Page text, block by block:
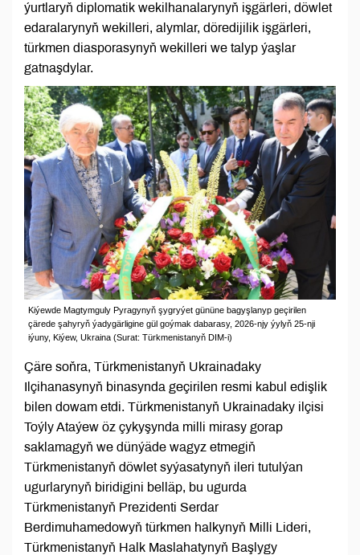
ýurtlaryň diplomatik wekilhanalarynyň işgärleri, döwlet
edaralarynyň wekilleri, alymlar, döredijilik işgärleri,
türkmen diasporasynyň wekilleri we talyp ýaşlar
gatnaşdylar.
Kiýewde Magtymguly Pyragynyň şygryýet gününe bagyşlanyp geçirilen
çärede şahyryň ýadygärligine gül goýmak dabarasy, 2026-njy ýylyň 25-nji
iýuny, Kiýew, Ukraina (Surat: Türkmenistanyň DIM-i)
Çäre soňra, Türkmenistanyň Ukrainadaky
Ilçihanasynyň binasynda geçirilen resmi kabul edişlik
bilen dowam etdi. Türkmenistanyň Ukrainadaky ilçisi
Toýly Ataýew öz çykyşynda milli mirasy gorap
saklamagyň we dünýäde wagyz etmegiň
Türkmenistanyň döwlet syýasatynyň ileri tutulýan
ugurlarynyň biridigini belläp, bu ugurda
Türkmenistanyň Prezidenti Serdar
Berdimuhamedowyň türkmen halkynyň Milli Lideri,
Türkmenistanyň Halk Maslahatynyň Başlygy